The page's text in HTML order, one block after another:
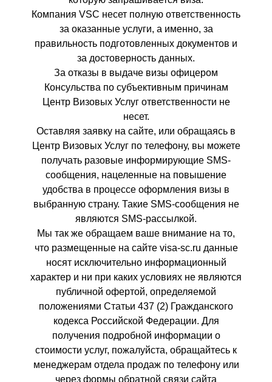
Компания VSC несет полную ответственность
за оказанные услуги, а именно, за
правильность подготовленных документов и
за достоверность данных.
За отказы в выдаче визы офицером
Консульства по субъективным причинам
Центр Визовых Услуг ответственности не
несет.
Оставляя заявку на сайте, или обращаясь в
Центр Визовых Услуг по телефону, вы можете
получать разовые информирующие SMS-
сообщения, нацеленные на повышение
удобства в процессе оформления визы в
выбранную страну. Такие SMS-сообщения не
являются SMS-рассылкой.
Мы так же обращаем ваше внимание на то,
что размещенные на сайте visa-sc.ru данные
носят исключительно информационный
характер и ни при каких условиях не являются
публичной офертой, определяемой
положениями Статьи 437 (2) Гражданского
кодекса Российской Федерации. Для
получения подробной информации о
стоимости услуг, пожалуйста, обращайтесь к
менеджерам отдела продаж по телефону или
через формы обратной связи сайта